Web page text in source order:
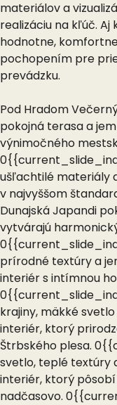
materiálov a
realizáciu na kľúč.
hodnotne,
pochopením pre
prevádzku.
Pod Hradom
pokojná terasa a
výnimočného
ušľachtilé materiály
v najvyššom
DunajskáJapandi
vytvárajú
prírodné textúry a
interiér s intímnou
krajiny, mäkké
interiér, ktorý
Štrbského plesa.
svetlo, teplé textúry
interiér, ktorý
nadčasovo.